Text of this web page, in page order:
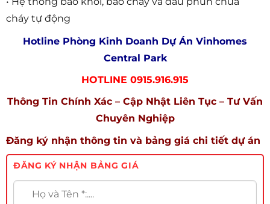
cháy tự động
Hotline Phòng Kinh Doanh Dự Án Vinhomes
Central Park
HOTLINE 0915.916.915
Thông Tin Chính Xác – Cập Nhật Liên Tục – Tư Vấn
Chuyên Nghiệp
Đăng ký nhận thông tin và bảng giá chi tiết dự án
ĐĂNG KÝ NHẬN BẢNG GIÁ